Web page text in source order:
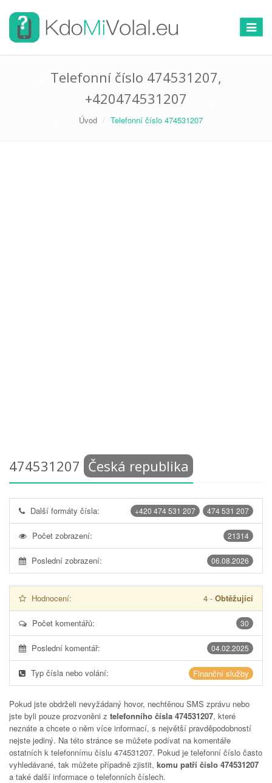
Telefonní číslo 474531207,
+420474531207
Úvod Telefonní číslo 474531207
474531207 Česká republika
474 531 207
+420 474 531 207
Další formáty čísla:
21314
Počet zobrazení:
06.08.2026
Poslední zobrazení:
Hodnocení: 4 - Obtěžující
30
Počet komentářů:
04.02.2025
Poslední komentář:
Finanční služby
Typ čísla nebo volání:
Pokud jste obdrželi nevyžádaný hovor, nechtěnou SMS zprávu nebo
jste byli pouze prozvoněni z telefonního čísla 474531207, které
neznáte a chcete o něm více informací, s největší pravděpodobností
nejste jediný. Na této stránce se můžete podívat na komentáře
ostatních k telefonnímu číslu 474531207. Pokud je telefonní číslo často
vyhledávané, tak můžete případně zjistit, komu patří číslo 474531207
a také další informace o telefonních číslech.